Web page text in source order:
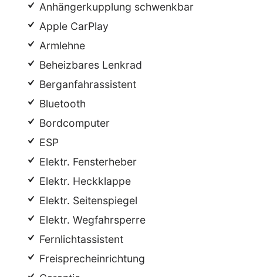
Anhängerkupplung schwenkbar
Apple CarPlay
Armlehne
Beheizbares Lenkrad
Berganfahrassistent
Bluetooth
Bordcomputer
ESP
Elektr. Fensterheber
Elektr. Heckklappe
Elektr. Seitenspiegel
Elektr. Wegfahrsperre
Fernlichtassistent
Freisprecheinrichtung